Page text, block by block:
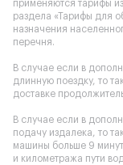
применяются тарифы
раздела «Тарифы для
назначения
перечня.
В случае если в
длинную поездку, то
доставке
В случае если в
подачу издалека, то
машины больше 9
и километража пути